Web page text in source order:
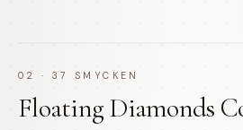
02 · 37 SMYCKEN
Floating Diamonds